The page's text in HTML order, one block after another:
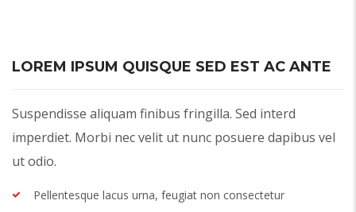
LOREM IPSUM QUISQUE SED EST AC ANTE
Suspendisse aliquam finibus fringilla. Sed interd
imperdiet. Morbi nec velit ut nunc posuere dapibus vel
ut odio.
Pellentesque lacus urna, feugiat non consectetur